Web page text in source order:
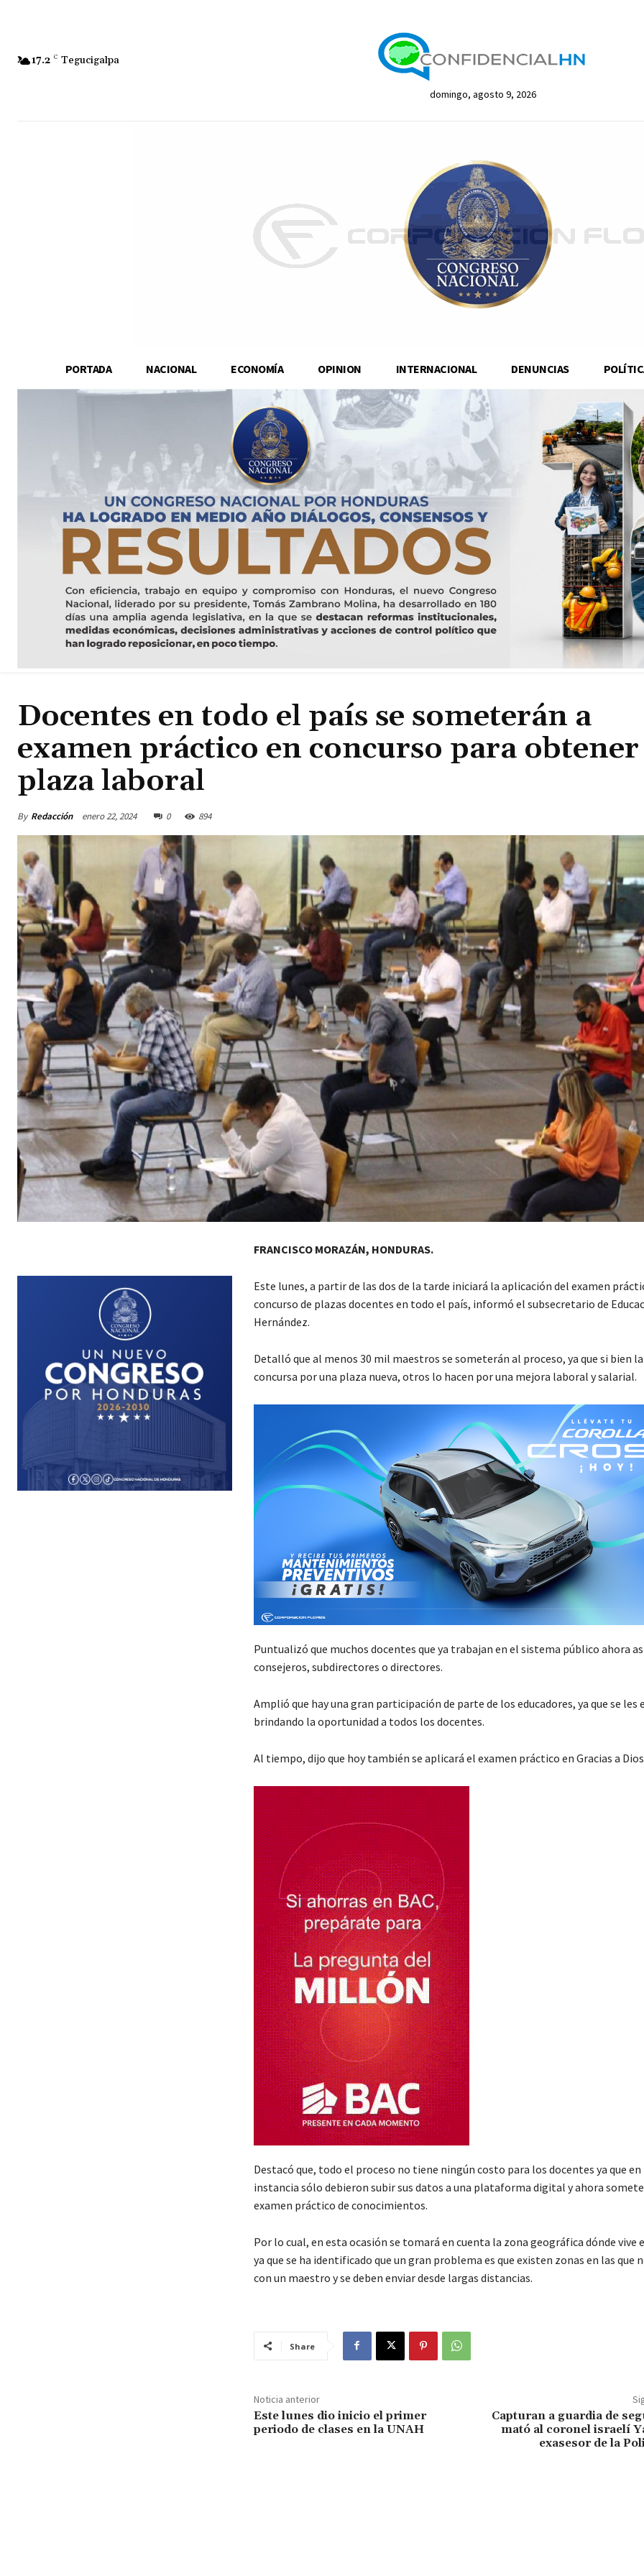
17.2 C Tegucigalpa
domingo, agosto 9, 2026
PORTADA NACIONAL ECONOMÍA OPINION INTERNACIONAL DENUNCIAS
Docentes en todo el país se someterán a
examen práctico en concurso para
plaza laboral
By Redacción enero 22, 2024 0 894
FRANCISCO MORAZÁN, HONDURAS.
Este lunes, a partir de las dos de la tarde iniciará la aplicación del examen
concurso de plazas docentes en todo el país, informó el subsecretario de
Hernández.
Detalló que al menos 30 mil maestros se someterán al proceso, ya que si bien
concursa por una plaza nueva, otros lo hacen por una mejora laboral y salarial.
Puntualizó que muchos docentes que ya trabajan en el sistema público ahora
consejeros, subdirectores o directores.
Amplió que hay una gran participación de parte de los educadores, ya que se les
brindando la oportunidad a todos los docentes.
Al tiempo, dijo que hoy también se aplicará el examen práctico en Gracias a
Destacó que, todo el proceso no tiene ningún costo para los docentes ya que
instancia sólo debieron subir sus datos a una plataforma digital y ahora
examen práctico de conocimientos.
Por lo cual, en esta ocasión se tomará en cuenta la zona geográfica dónde vive
ya que se ha identificado que un gran problema es que existen zonas en las que
con un maestro y se deben enviar desde largas distancias.
Share
Noticia anterior
Este lunes dio inicio el primer
periodo de clases en la UNAH
Capturan a guardia de
mató al coronel israelí
exasesor de la